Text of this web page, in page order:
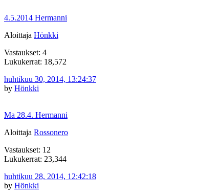
4.5.2014 Hermanni
Aloittaja Hönkki
Vastaukset: 4
Lukukerrat: 18,572
huhtikuu 30, 2014, 13:24:37
by Hönkki
Ma 28.4. Hermanni
Aloittaja Rossonero
Vastaukset: 12
Lukukerrat: 23,344
huhtikuu 28, 2014, 12:42:18
by Hönkki